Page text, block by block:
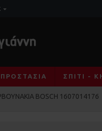
ΠΡΟΣΤΑΣΊΑ ΣΠΊΤΙ -
BOSCH 1607014176